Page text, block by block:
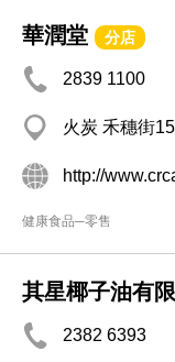
華潤堂 分店
2839 1100
火炭 禾穗街
http://
健康食品─零售
其星椰子油有
2382 6393